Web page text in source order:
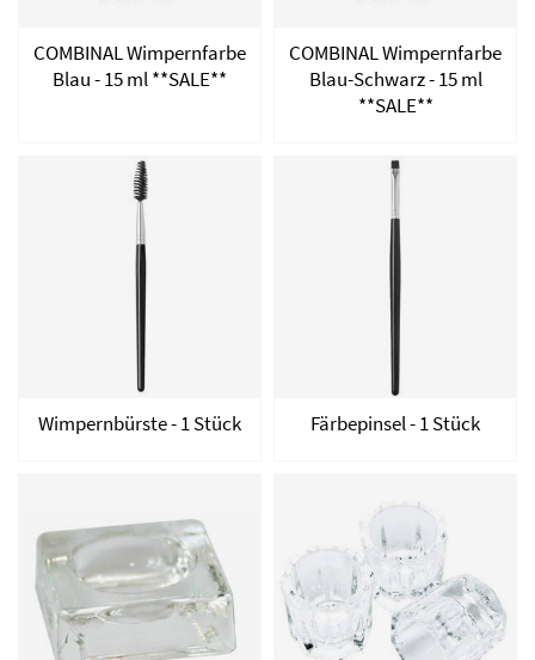
COMBINAL Wimpernfarbe
Blau - 15 ml **SALE**
COMBINAL Wimpernfarbe
Blau-Schwarz - 15 ml
**SALE**
Wimpernbürste - 1 Stück Färbepinsel - 1 Stück